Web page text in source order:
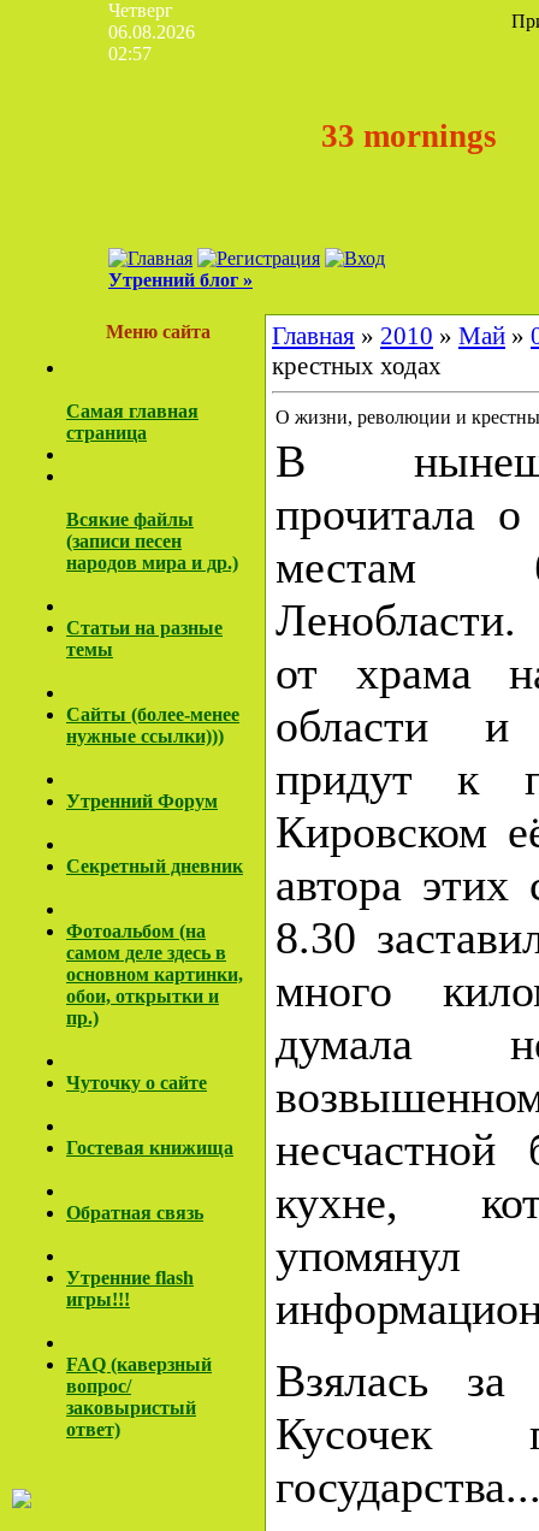
Четверг
06.08.2026
02:57
33 mornings
Утренний блог »
Меню сайта
Самая главная
страница
Всякие файлы
(записи песен
народов мира и др.)
Cтатьи на разные
темы
Сайты (более-менее
нужные ссылки)))
Утренний Форум
Секретный дневник
Фотоальбом (на
самом деле здесь в
основном картинки,
обои, открытки и
пр.)
Чуточку о сайте
Гостевая книжища
Обратная связь
Утренние flash
игры!!!
FAQ (каверзный
вопрос/
заковыристый
ответ)
Главная » 2010 » Май »
крестных ходах
О жизни, революции и
В
прочитала
местам
от храма
области и
придут к
Кировском
автора
8.30
много
думала
несчастной
кухне,
Взялась за
Кусочек